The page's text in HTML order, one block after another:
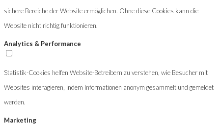
sichere Bereiche der Website ermöglichen. Ohne diese Cookies kann die
Website nicht richtig funktionieren.
Analytics & Performance
Statistik-Cookies helfen Website-Betreibern zu verstehen, wie Besucher mit
Websites interagieren, indem Informationen anonym gesammelt und gemeldet
werden.
Marketing